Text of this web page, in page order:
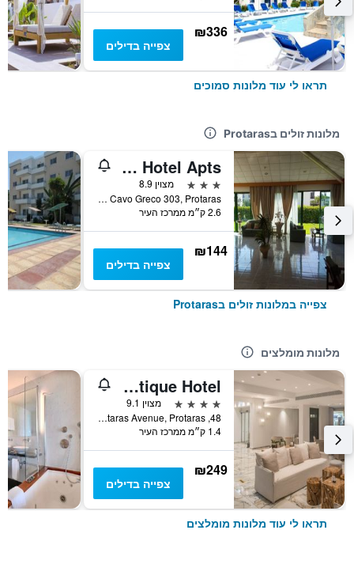
₪336
צפייה בדילים
תראו לי עוד מלונות סמוכים
מלונות זולים בProtaras
Mandalena Hotel Apts
3 כוכבים
מצוין 8.9
Leoforos Protara - Cavo Greco 303, Protaras, קפריסין
2.6 ק״מ ממרכז העיר
₪144
צפייה בדילים
צפייה במלונות זולים בProtaras
מלונות מומלצים
Kokkinos Boutique Hotel
4 כוכבים
מצוין 9.1
48, Protaras Avenue, Protaras, קפריסין
1.4 ק״מ ממרכז העיר
₪249
צפייה בדילים
תראו לי עוד מלונות מומלצים